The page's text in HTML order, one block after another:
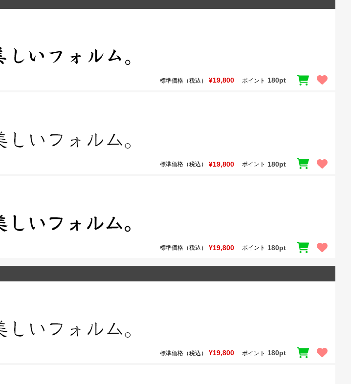
標準価格（税込） ¥19,800 ポイント 180pt
標準価格（税込） ¥19,800 ポイント 180pt
標準価格（税込） ¥19,800 ポイント 180pt
標準価格（税込） ¥19,800 ポイント 180pt